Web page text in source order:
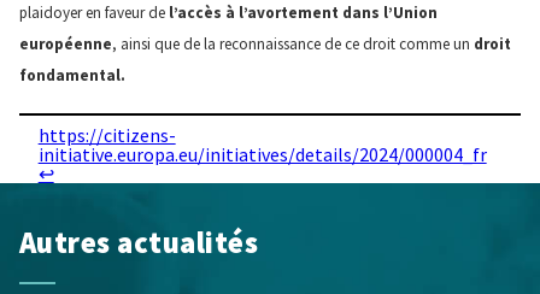
plaidoyer en faveur de l’accès à l’avortement dans l’Union
européenne, ainsi que de la reconnaissance de ce droit comme un droit
fondamental.
https://citizens-
initiative.europa.eu/initiatives/details/2024/000004_fr
↩︎
Autres actualités